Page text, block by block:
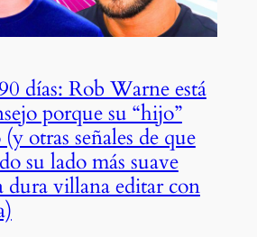
días: Rob Warne está
porque su “hijo”
otras señales de que
su lado más suave
dura villana editar con